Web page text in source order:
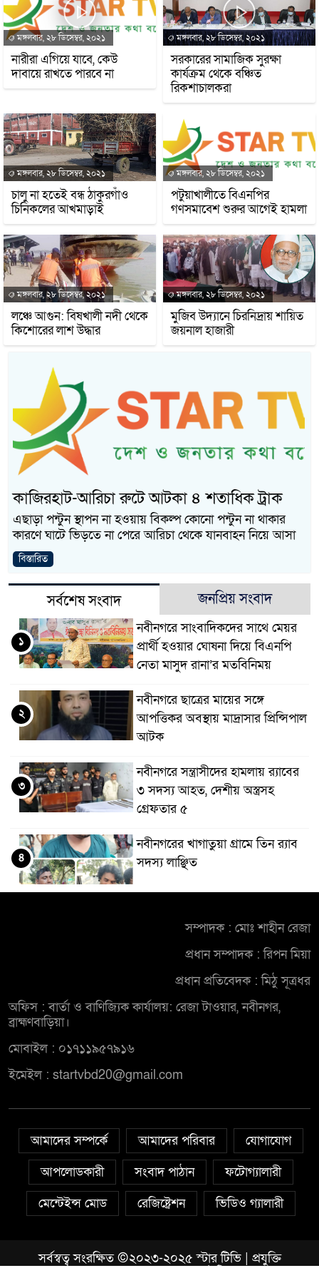
মঙ্গলবার, ২৮ ডিসেম্বর, ২০২১
নারীরা এগিয়ে যাবে, কেউ
দাবায়ে রাখতে পারবে না
মঙ্গলবার, ২৮ ডিসেম্বর, ২০২১
সরকারের সামাজিক সুরক্ষা
কার্যক্রম থেকে বঞ্চিত
রিকশাচালকরা
মঙ্গলবার, ২৮ ডিসেম্বর, ২০২১
চালু না হতেই বন্ধ ঠাকুরগাঁও
চিনিকলের আখমাড়াই
মঙ্গলবার, ২৮ ডিসেম্বর, ২০২১
পটুয়াখালীতে বিএনপির
গণসমাবেশ শুরুর আগেই হামলা
মঙ্গলবার, ২৮ ডিসেম্বর, ২০২১
লঞ্চে আগুন: বিষখালী নদী থেকে
কিশোরের লাশ উদ্ধার
মঙ্গলবার, ২৮ ডিসেম্বর, ২০২১
মুজিব উদ্যানে চিরনিদ্রায় শায়িত
জয়নাল হাজারী
কাজিরহাট-আরিচা রুটে আটকা ৪ শতাধিক ট্রাক
এছাড়া পন্টুন স্থাপন না হওয়ায় বিকল্প কোনো পন্টুন না থাকার
কারণে ঘাটে ভিড়তে না পেরে আরিচা থেকে যানবাহন নিয়ে আসা
বিস্তারিত
সর্বশেষ সংবাদ জনপ্রিয় সংবাদ
নবীনগরে সাংবাদিকদের সাথে মেয়র
প্রার্থী হওয়ার ঘোষনা দিয়ে বিএনপি
নেতা মাসুদ রানা’র মতবিনিময়
১
নবীনগরে ছাত্রের মায়ের সঙ্গে
আপত্তিকর অবস্থায় মাদ্রাসার প্রিন্সিপাল
আটক
২
নবীনগরে সন্ত্রাসীদের হামলায় র‍্যাবের
৩ সদস্য আহত, দেশীয় অস্ত্রসহ
গ্রেফতার ৫
৩
নবীনগরের খাগাতুয়া গ্রামে তিন র‍্যাব
সদস্য লাঞ্ছিত
৪
মৃত্যু; হত্যা মামলায় অভিযুক্ত ছোট
নিয়োমিত অফিস করেন না নবীনগর
পৌরসভার নির্বাহী কর্মকর্তা
৭
ঠিকাদারের হামলার শিকার প্রকৌশলী
বদলি, ১৫ দিনেও গ্রেপ্তার হয়নি প্রধান
আসামি
নবীনগরে ধান মাড়াই মেশিনে শ্রমিকের
হাতের কবজি বিচ্ছিন্ন
সিদ্ধান্তের প্রশংসায় ভাসছেন এমপি
সম্পাদক : মোঃ শাহীন রেজা
প্রধান সম্পাদক : রিপন মিয়া
প্রধান প্রতিবেদক : মিঠু সূত্রধর
অফিস : বার্তা ও বাণিজ্যিক কার্যালয়: রেজা টাওয়ার, নবীনগর,
ব্রাহ্মণবাড়িয়া।
মোবাইল : ০১৭১১৯৫৭৯১৬
ইমেইল : startvbd20@gmail.com
আমাদের সম্পর্কে আমাদের পরিবার
যোগাযোগ
আপলোডকারী
সংবাদ পাঠান
ফটোগ্যালারী
মেন্টেইন্স মোড
রেজিষ্ট্রেশন ভিডিও গ্যালারী
সর্বস্বত্ব সংরক্ষিত ©২০২৩-২০২৫ স্টার টিভি | প্রযুক্তি